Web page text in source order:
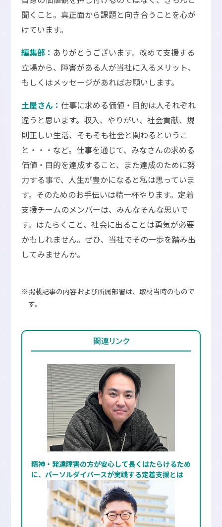
聞くこと。真正面から課題と向き合うことを心が
けています。
編集部： ありがとうございます。改めて支援する
立場から、障害がある人が当社に入るメリット、
もしくはメッセージがあればお願いします。
土屋さん： 仕事に求める価値・目的は人それぞれ
違うと思います。収入、やりがい、社会貢献、規
則正しい生活、そもそも社会と関わるというこ
と・・・など。仕事を通じて、みなさんの求める
価値・目的を達成すること、また達成のために努
力する事で、人生が豊かになると私は思っていま
す。そのためのお手伝いは精一杯やります。定着
支援チームのメンバーは、みんなそんな思いで
す。はたらくこと、社会に出ることは勇気が必要
かもしれません。ぜひ、当社でその一歩を踏み出
してみませんか。
※掲載記事の内容および所属部署は、取材当時のもので
す。
関連リンク
精神・発達障害の方が安心して長くはたらけるため
に、パーソルダイバースが実践する定着支援とは